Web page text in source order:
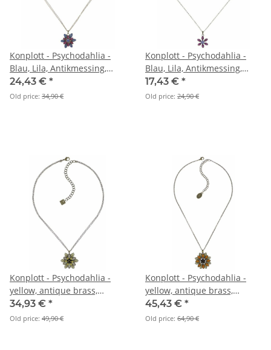
Konplott - Psychodahlia -
Blau, Lila, Antikmessing,
Halskette mit Anhänger
24,43 € *
Old price: 34,90 €
Konplott - Psychodahlia -
Blau, Lila, Antikmessing,
Halskette mit Anhänger
17,43 € *
Old price: 24,90 €
Konplott - Psychodahlia -
yellow, antique brass,
necklace pendant
34,93 € *
Old price: 49,90 €
Konplott - Psychodahlia -
yellow, antique brass,
necklace pendant
45,43 € *
Old price: 64,90 €